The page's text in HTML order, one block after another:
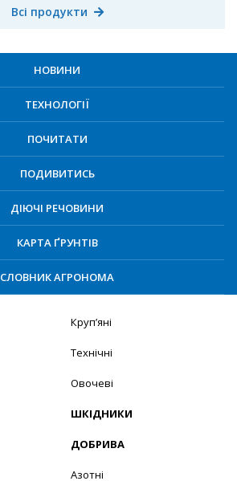
Всі продукти
НОВИНИ
ТЕХНОЛОГІЇ
ПОЧИТАТИ
ПОДИВИТИСЬ
ДІЮЧІ РЕЧОВИНИ
КАРТА ҐРУНТІВ
СЛОВНИК АГРОНОМА
Круп’яні
Технічні
Овочеві
ШКІДНИКИ
ДОБРИВА
Азотні